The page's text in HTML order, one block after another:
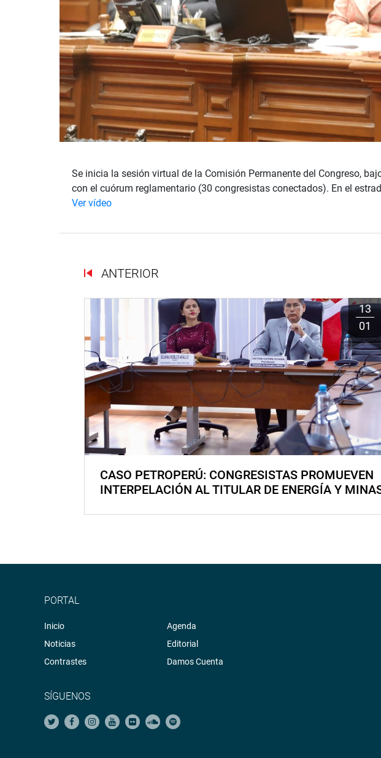
Se inicia la sesión virtual de la Comisión Permanente del Congreso,
con el cuórum reglamentario (30 congresistas conectados). En el
Ver vídeo
ANTERIOR
13
01
CASO PETROPERÚ: CONGRESISTAS PROMUEVEN
INTERPELACIÓN AL TITULAR DE ENERGÍA Y
PORTAL
Inicio
Noticias
Contrastes
Agenda
Editorial
Damos Cuenta
SÍGUENOS